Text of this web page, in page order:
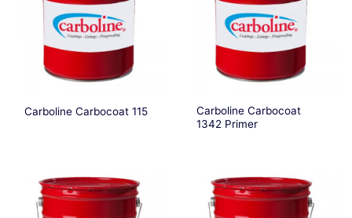
Carboline Carbocoat 115
Carboline Carbocoat
1342 Primer